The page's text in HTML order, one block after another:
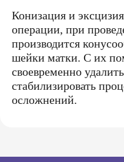
Конизация и
операции, при
производится
шейки матки. С их
своевременно
стабилизировать
осложнений.